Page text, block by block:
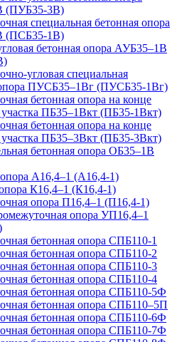
(ПУБ35-3В)
специальная бетонная опора
(ПСБ35-1В)
бетонная опора АУБ35–1В
угловая специальная
ПУСБ35–1Вг (ПУСБ35-1Вг)
бетонная опора на конце
участка ПБ35–1Вкт (ПБ35-1Вкт)
бетонная опора на конце
участка ПБ35–3Вкт (ПБ35-3Вкт)
бетонная опора ОБ35–1В
А16,4–1 (А16,4-1)
К16,4–1 (К16,4-1)
опора П16,4–1 (П16,4-1)
опора УП16,4–1
бетонная опора СПБ110-1
бетонная опора СПБ110-2
бетонная опора СПБ110-3
бетонная опора СПБ110-4
бетонная опора СПБ110-5Ф
бетонная опора СПБ110–5П
бетонная опора СПБ110-6Ф
бетонная опора СПБ110-7Ф